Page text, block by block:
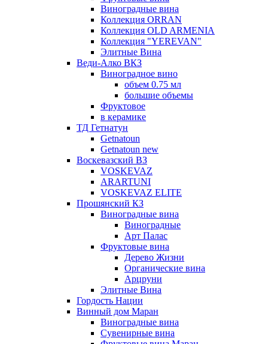
Виноградные вина
Коллекция ORRAN
Коллекция OLD ARMENIA
Коллекция "YEREVAN"
Элитные Вина
Веди-Алко ВКЗ
Виноградное вино
объем 0.75 мл
большие объемы
Фруктовое
в керамике
ТД Гетнатун
Getnatoun
Getnatoun new
Воскевазский ВЗ
VOSKEVAZ
ARARTUNI
VOSKEVAZ ELITE
Прошянский КЗ
Виноградные вина
Виноградные
Арт Палас
Фруктовые вина
Дерево Жизни
Органические вина
Арцруни
Элитные Вина
Гордость Нации
Винный дом Маран
Виноградные вина
Сувенирные вина